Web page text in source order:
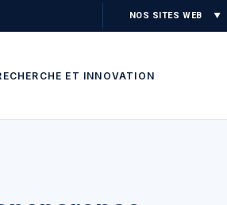
ET INNOVATION
NOS SITES WEB